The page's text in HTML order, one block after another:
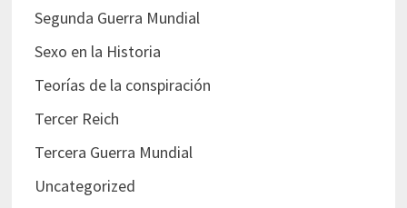
Segunda Guerra Mundial
Sexo en la Historia
Teorías de la conspiración
Tercer Reich
Tercera Guerra Mundial
Uncategorized